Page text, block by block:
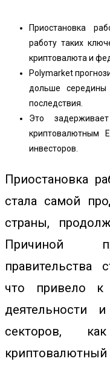
Приостановка
работу таких
криптовалюта и
Polymarket
дольше середины
последствия.
Это
криптовалютным
инвесторов.
Приостановка
стала самой
страны,
Причиной
правительства
что привело к
деятельности
секторов,
криптовалютный